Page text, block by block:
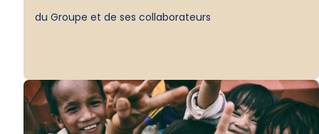
du Groupe et de ses collaborateurs